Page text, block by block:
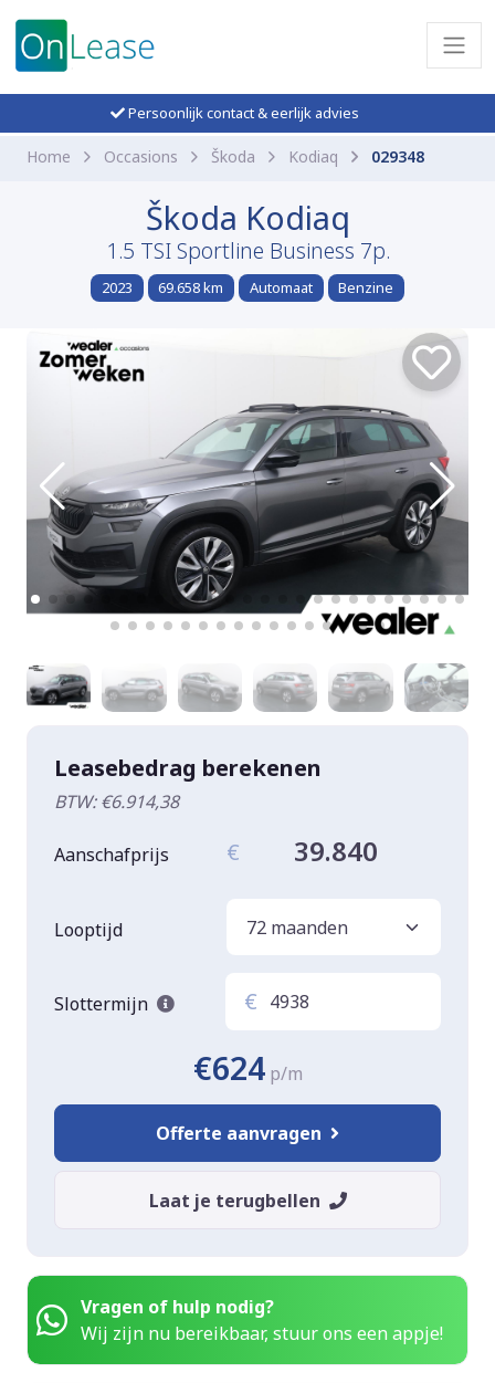
Persoonlijk contact & eerlijk advies
Home Occasions Škoda Kodiaq 029348
Škoda Kodiaq
1.5 TSI Sportline Business 7p.
2023 69.658 km Automaat Benzine
Leasebedrag berekenen
BTW: €6.914,38
Aanschafprijs € 39.840
Looptijd
Slottermijn €
€624 p/m
Offerte aanvragen
Laat je terugbellen
Vragen of hulp nodig?
Wij zijn nu bereikbaar, stuur ons een appje!